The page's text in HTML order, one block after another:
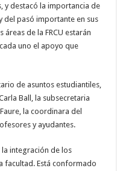
y destacó la importancia de
del pasó importante en sus
de la FRCU estarán
uno el apoyo que
de asuntos estudiantiles,
Ball, la subsecretaria
la coordinara del
y ayudantes.
integración de los
facultad. Está conformado